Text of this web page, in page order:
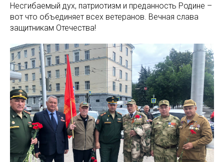
Несгибаемый дух, патриотизм и преданность Родине –
вот что объединяет всех ветеранов. Вечная слава
защитникам Отечества!